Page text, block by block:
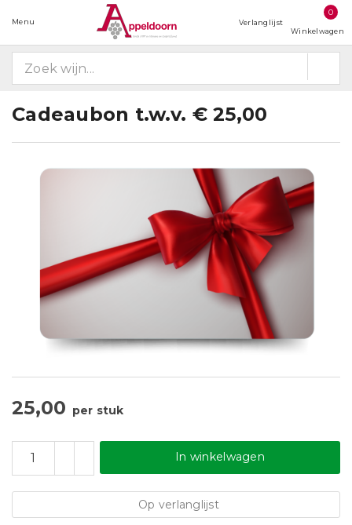
Menu Verlanglijst
0
Winkelwagen
Cadeaubon t.w.v. € 25,00
25,00 per stuk
In winkelwagen
Op verlanglijst